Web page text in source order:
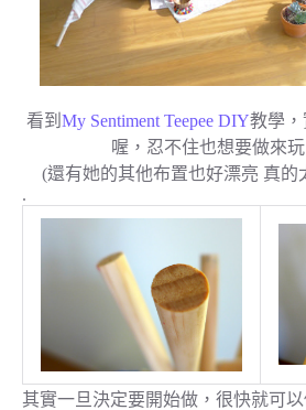
看到 My Sentiment Teepee DIY教學
喔，忍不住也想要做來玩
(還有她的其他布置也好漂亮 真的
.
其實一旦決定要開始做，很快就可